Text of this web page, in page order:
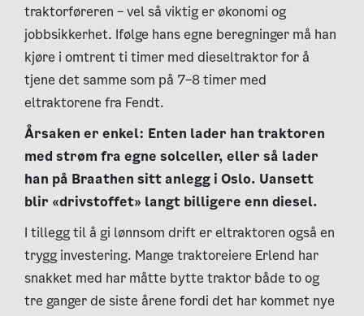
traktorføreren – vel så viktig er økonomi og
jobbsikkerhet. Ifølge hans egne beregninger må han
kjøre i omtrent ti timer med dieseltraktor for å
tjene det samme som på 7–8 timer med
eltraktorene fra Fendt.
Årsaken er enkel: Enten lader han traktoren
med strøm fra egne solceller, eller så lader
han på Braathen sitt anlegg i Oslo. Uansett
blir «drivstoffet» langt billigere enn diesel.
I tillegg til å gi lønnsom drift er eltraktoren også en
trygg investering. Mange traktoreiere Erlend har
snakket med har måtte bytte traktor både to og
tre ganger de siste årene fordi det har kommet nye